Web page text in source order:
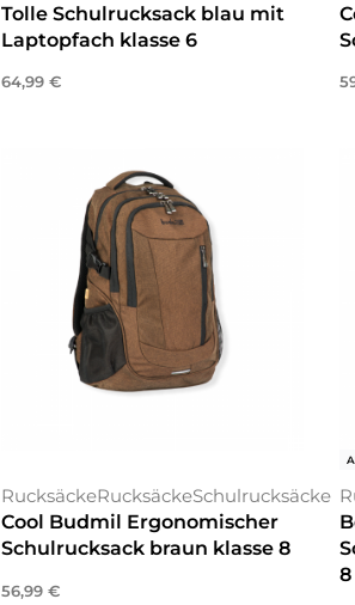
Tolle Schulrucksack blau mit
Laptopfach klasse 6
64,99 €
RucksäckeRucksäckeSchulrucksäcke
Cool Budmil Ergonomischer
Schulrucksack braun klasse 8
56,99 €
8